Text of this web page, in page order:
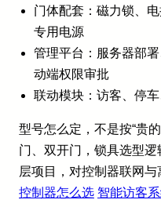
门体配套：磁力锁、
专用电源
管理平台：服务器部
动端权限审批
联动模块：访客、停
型号怎么定，不是按“贵
门、双开门，锁具选型
层项目，对控制器联网
控制器怎么选 智能访客